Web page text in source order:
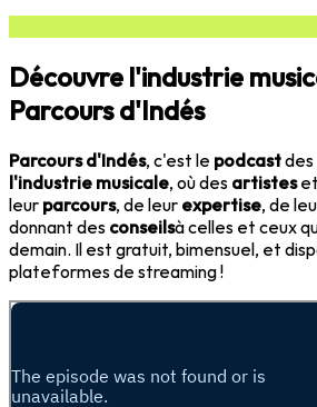
Découvre l'industrie
Parcours d'Indés
Parcours d'Indés, c'est le podcastdes
l'industrie musicale, où des artistes
leur parcours, de leur expertise, de
donnant des conseilsà celles et ceux
demain. Il est gratuit, bimensuel, et
plateformes de streaming !